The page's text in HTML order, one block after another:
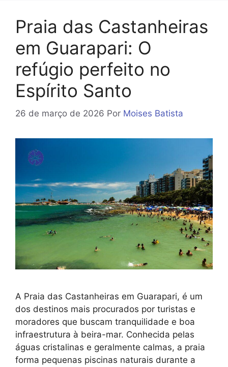
Praia das Castanheiras
em Guarapari: O
refúgio perfeito no
Espírito Santo
26 de março de 2026 Por Moises Batista
A Praia das Castanheiras em Guarapari, é um
dos destinos mais procurados por turistas e
moradores que buscam tranquilidade e boa
infraestrutura à beira-mar. Conhecida pelas
águas cristalinas e geralmente calmas, a praia
forma pequenas piscinas naturais durante a